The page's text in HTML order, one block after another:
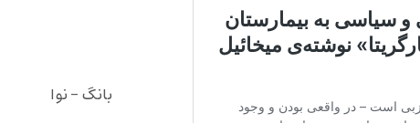
بانگ - نوا